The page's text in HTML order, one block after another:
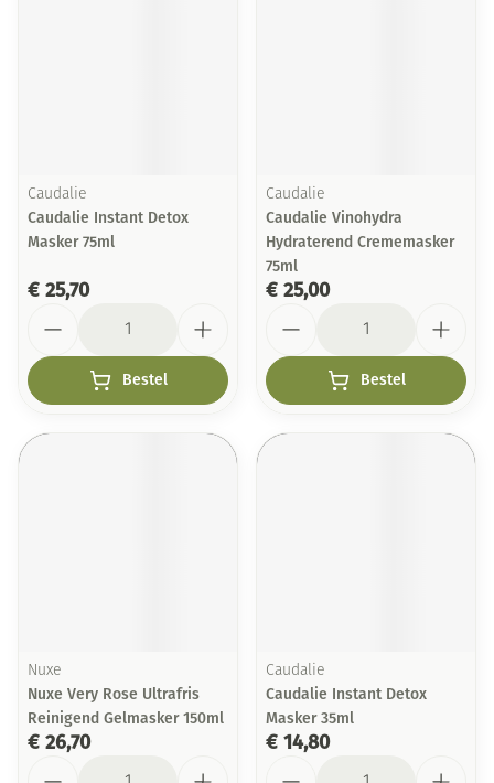
Caudalie
Caudalie Instant Detox
Masker 75ml
€ 25,70
Bestel
Caudalie
Caudalie Vinohydra
Hydraterend Crememasker
75ml
€ 25,00
Bestel
Nuxe
Nuxe Very Rose Ultrafris
Reinigend Gelmasker 150ml
€ 26,70
Caudalie
Caudalie Instant Detox
Masker 35ml
€ 14,80